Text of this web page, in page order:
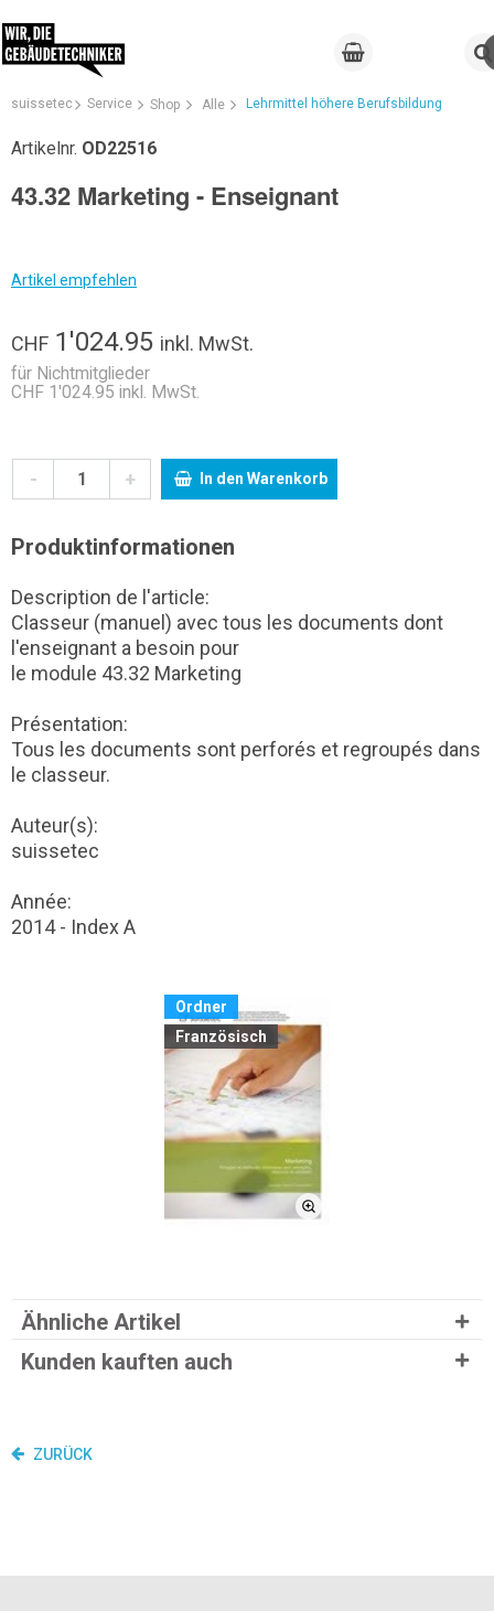
suissetec Service Shop Alle Lehrmittel höhere Berufsbildung
Artikelnr. OD22516
43.32 Marketing - Enseignant
Artikel empfehlen
CHF 1'024.95 inkl. MwSt.
für Nichtmitglieder
CHF 1'024.95 inkl. MwSt.
- + In den Warenkorb
Produktinformationen
Description de l'article:
Classeur (manuel) avec tous les documents dont
l'enseignant a besoin pour
le module 43.32 Marketing
Présentation:
Tous les documents sont perforés et regroupés dans
le classeur.
Auteur(s):
suissetec
Année:
2014 - Index A
Ordner
Französisch
Ähnliche Artikel
Kunden kauften auch
ZURÜCK